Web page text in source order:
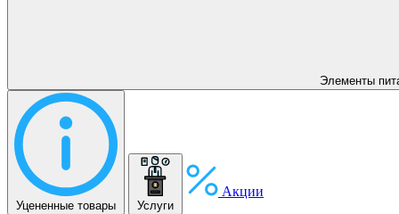
Элементы
Уцененные товары Услуги
Акции